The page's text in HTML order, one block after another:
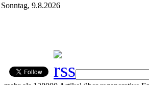
Sonntag, 9.8.2026